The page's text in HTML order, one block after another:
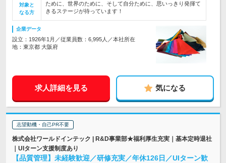
対象と
なる方
ために、世界のために、そして自分ために、思いっきり発揮て
きるステージが待っています！
企業データ
設立：1926年1月／従業員数：6,995人／本社所在
地：東京都 大阪府
求人詳細を見る 気になる
志望動機・自己PR不要
株式会社ワールドインテック | R&D事業部★福利厚生充実｜基本定時退社
｜UIターン支援制度あり
【品質管理】未経験歓迎／研修充実／年休126日／UIターン歓